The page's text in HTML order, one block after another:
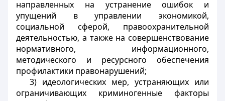
направленных на устранение ошибок и
упущений в управлении экономикой,
социальной сферой, правоохранительной
деятельностью, а также на совершенствование
нормативного, информационного,
методического и ресурсного обеспечения
профилактики правонарушений;
3) идеологических мер, устраняющих или
ограничивающих криминогенные факторы